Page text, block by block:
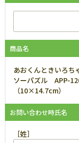
商品名
あおくんときいろ
ソーパズル APP-
（10×14.7cm）
お問い合わせ時氏名
［姓］